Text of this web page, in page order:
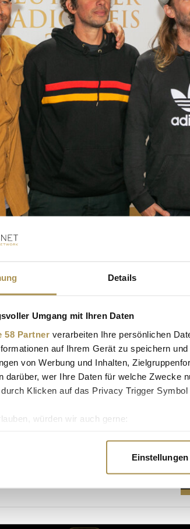
Details
Umgang mit Ihren Daten
58 Partner verarbeiten Ihre persönlichen
auf Ihrem Gerät zu speichern
von Werbung und Inhalten,
darüber, wer Ihre Daten für welche Zwecke
Klicken auf das Privacy Trigger
würden wir auch gerne:
darüber, wie Ihre persönlichen Daten
um Inhalte und Anzeigen zu